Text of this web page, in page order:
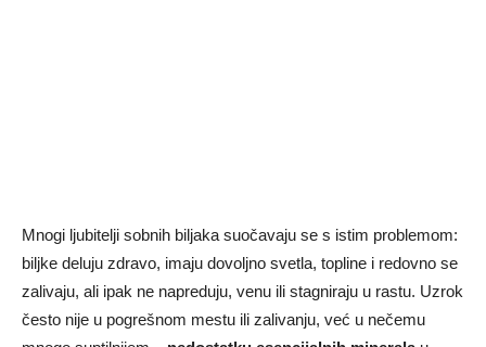
Mnogi ljubitelji sobnih biljaka suočavaju se s istim problemom:
biljke deluju zdravo, imaju dovoljno svetla, topline i redovno se
zalivaju, ali ipak ne napreduju, venu ili stagniraju u rastu. Uzrok
često nije u pogrešnom mestu ili zalivanju, već u nečemu